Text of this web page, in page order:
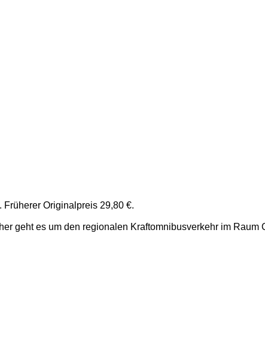
Originalpreis 29,80 €.
geht es um den regionalen Kraftomnibusverkehr im Raum